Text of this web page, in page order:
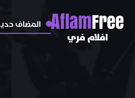
AflamFree
افلام فري
المضاف